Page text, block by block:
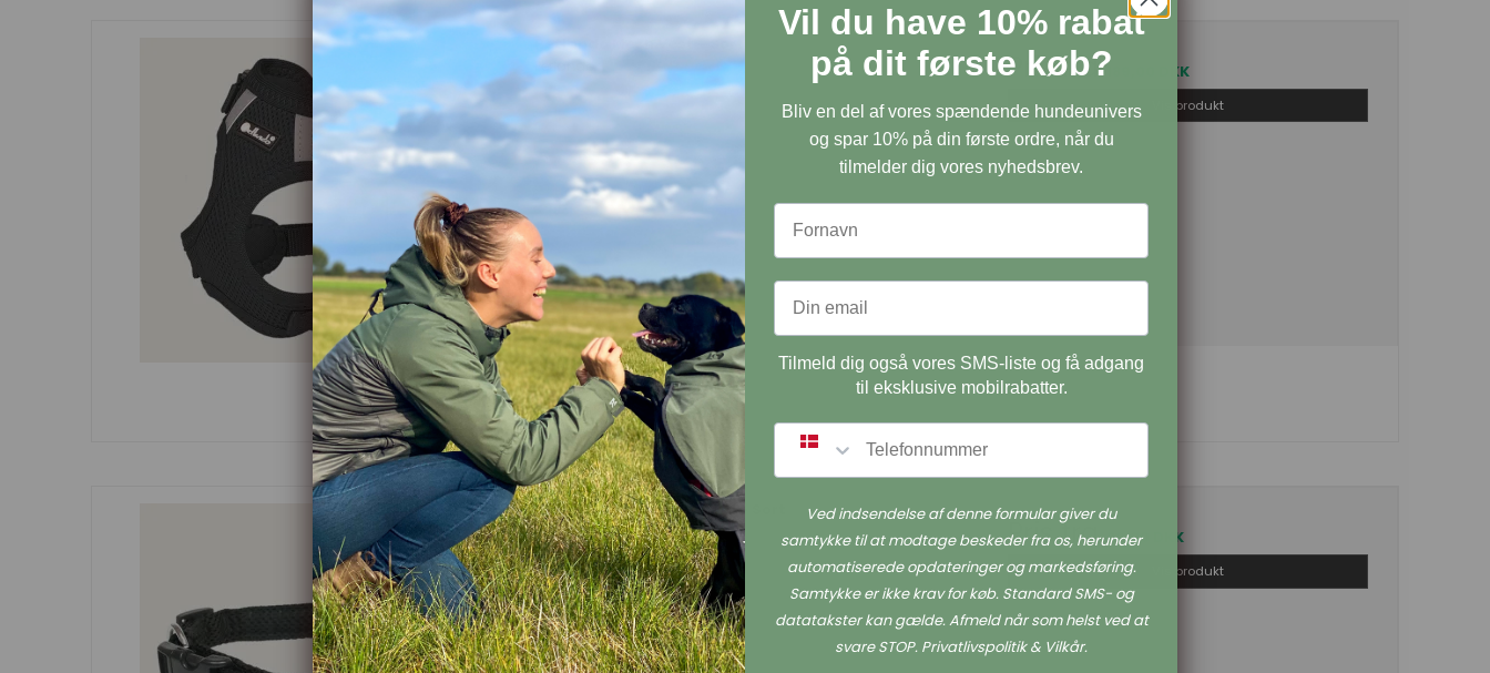
Petlando Mesh Vest - Sort
Petlando Pris fra189,00 DKK
Vis produkt
Petlando Mesh Halsbånd - Sort
Petlando Pris fra89,00 DKK
Vis produkt
Vil du have 10% rabat
på dit første køb?
Bliv en del af vores spændende hundeunivers
og spar 10% på din første ordre, når du
tilmelder dig vores nyhedsbrev.
Tilmeld dig også vores SMS-liste og få adgang
til eksklusive mobilrabatter.
SMS
Ved indsendelse af denne formular giver du
samtykke til at modtage beskeder fra os, herunder
automatiserede opdateringer og markedsføring.
Samtykke er ikke krav for køb. Standard SMS- og
datatakster kan gælde. Afmeld når som helst ved at
svare STOP. Privatlivspolitik & Vilkår.